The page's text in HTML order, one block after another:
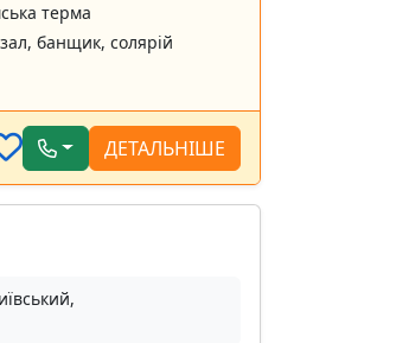
терма
банщик, солярій
ДЕТАЛЬНІШЕ